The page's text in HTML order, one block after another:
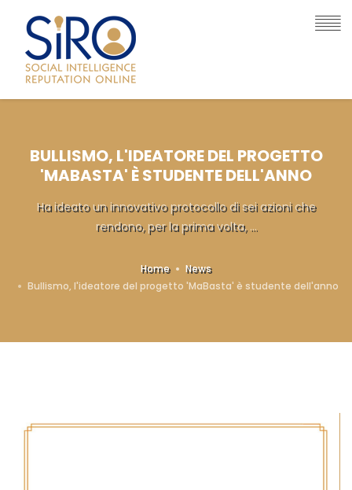
BULLISMO, L'IDEATORE DEL PROGETTO
'MABASTA' È STUDENTE DELL'ANNO
Ha ideato un innovativo protocollo di sei azioni che
rendono, per la prima volta, ...
Home
News
Bullismo, l'ideatore del progetto 'MaBasta' è studente dell'anno